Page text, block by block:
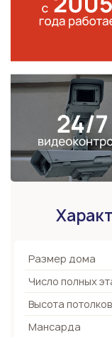
Размер дома
Число полных
Высота потолков
Мансарда